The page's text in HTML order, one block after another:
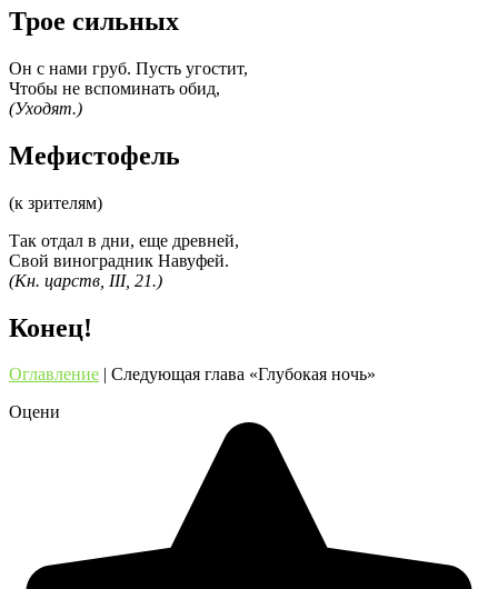
Трое сильных
Он с нами груб. Пусть угостит,
Чтобы не вспоминать обид,
(Уходят.)
Мефистофель
(к зрителям)
Так отдал в дни, еще древней,
Свой виноградник Навуфей.
(Кн. царств, III, 21.)
Конец!
Оглавление | Следующая глава «Глубокая ночь»
Оцени